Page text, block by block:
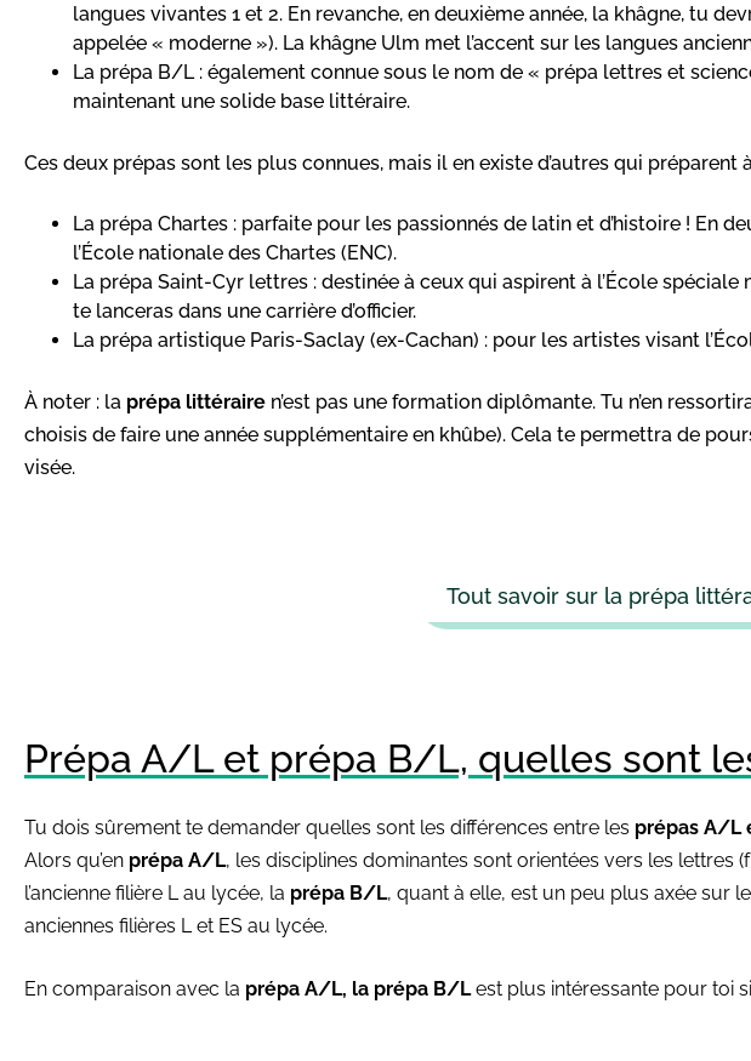
langues vivantes 1 et 2. En revanche, en deuxième année, la khâgne, tu
appelée « moderne »). La khâgne Ulm met l’accent sur les langues
La prépa B/L : également connue sous le nom de « prépa lettres et
maintenant une solide base littéraire.
Ces deux prépas sont les plus connues, mais il en existe d’autres qui préparent
La prépa Chartes : parfaite pour les passionnés de latin et d’histoire ! En
l’École nationale des Chartes (ENC).
La prépa Saint-Cyr lettres : destinée à ceux qui aspirent à l’École
te lanceras dans une carrière d’officier.
La prépa artistique Paris-Saclay (ex-Cachan) : pour les artistes visant
À noter : la prépa littéraire n’est pas une formation diplômante. Tu n’en
choisis de faire une année supplémentaire en khûbe). Cela te permettra de
visée.
Tout savoir sur la prépa
Prépa A/L et prépa B/L, quelles sont
Tu dois sûrement te demander quelles sont les différences entre les prépas A/L
Alors qu’en prépa A/L, les disciplines dominantes sont orientées vers les lettres
l’ancienne filière L au lycée, la prépa B/L, quant à elle, est un peu plus axée sur
anciennes filières L et ES au lycée.
En comparaison avec la prépa A/L, la prépa B/Lest plus intéressante pour toi